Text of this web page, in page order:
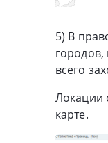
5) В
городов,
всего
Локации
карте.